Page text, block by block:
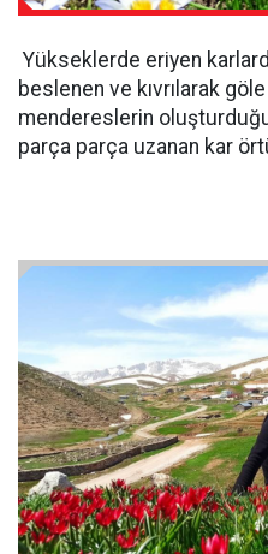
Yükseklerde eriyen
beslenen ve kıvrılarak
mendereslerin
parça parça uzanan kar